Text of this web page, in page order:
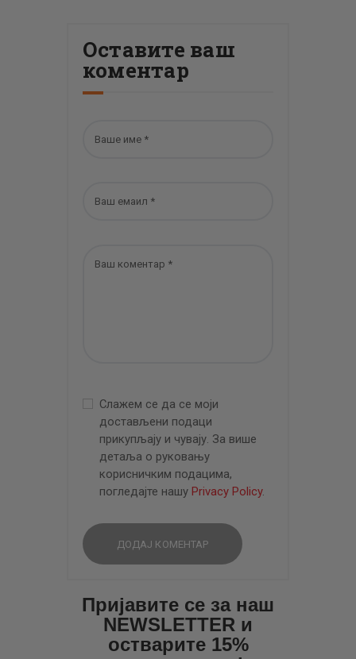
Оставите ваш
коментар
Слажем се да се моји
достављени подаци
прикупљају и чувају. За више
детаља о руковању
корисничким подацима,
погледајте нашу Privacy Policy.
Пријавите се за наш
NEWSLETTER и
остварите 15%